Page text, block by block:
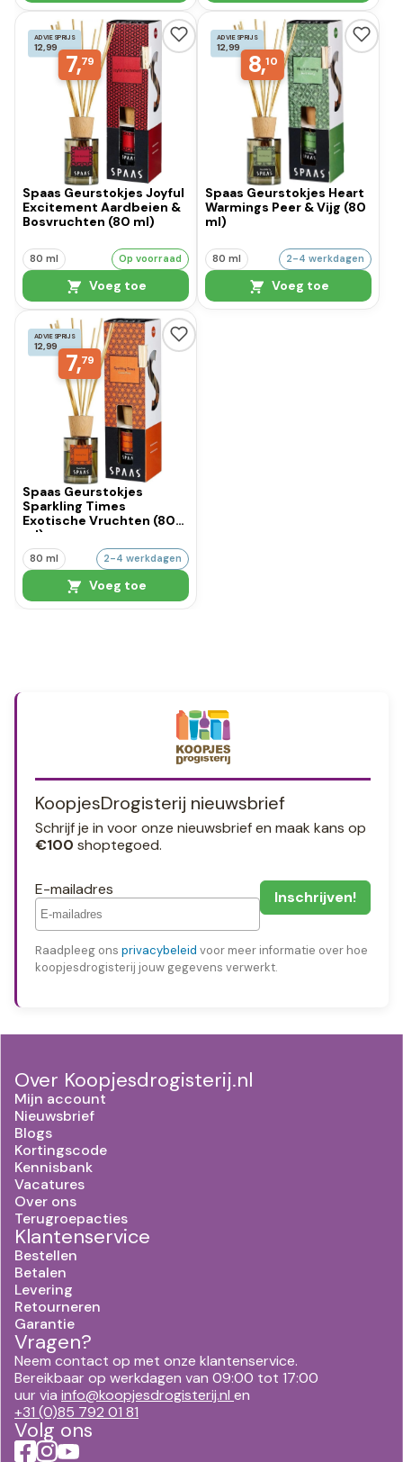
ADVIESPRIJS
12,99
7,79
Spaas Geurstokjes Joyful
Excitement Aardbeien &
Bosvruchten (80 ml)
80 ml Op voorraad
Voeg toe
ADVIESPRIJS
12,99
8,10
Spaas Geurstokjes Heart
Warmings Peer & Vijg (80
ml)
80 ml 2-4 werkdagen
Voeg toe
ADVIESPRIJS
12,99
7,79
Spaas Geurstokjes
Sparkling Times
Exotische Vruchten (80
ml)
80 ml 2-4 werkdagen
Voeg toe
KoopjesDrogisterij nieuwsbrief
Schrijf je in voor onze nieuwsbrief en maak kans op
€100 shoptegoed.
E-mailadres
Raadpleeg ons privacybeleid voor meer informatie over hoe
koopjesdrogisterij jouw gegevens verwerkt.
Over Koopjesdrogisterij.nl
Mijn account
Nieuwsbrief
Blogs
Kortingscode
Kennisbank
Vacatures
Over ons
Terugroepacties
Klantenservice
Bestellen
Betalen
Levering
Retourneren
Garantie
Vragen?
Neem contact op met onze klantenservice.
Bereikbaar op werkdagen van 09:00 tot 17:00
uur via info@koopjesdrogisterij.nl en
+31 (0)85 792 01 81
Volg ons